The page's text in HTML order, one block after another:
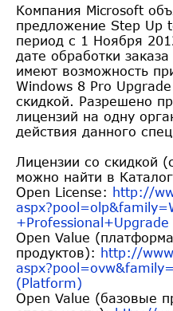
Компания Microsoft
предложение Step Up
период с 1 Ноября
дате обработки
имеют возможность
Windows 8 Pro
скидкой. Разрешено
лицензий на одну
действия данного
Лицензии со скидкой
можно найти в
Open License: http://
+Professional+Upgrade
Open Value
продуктов): http://
(Platform)
Open Value (базовые